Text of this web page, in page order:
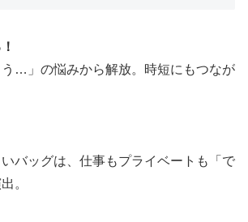
…」の悩みから解放。時短にもつなが
バッグは、仕事もプライベートも「で
。